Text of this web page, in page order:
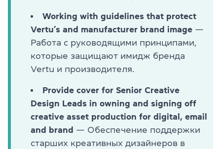
Working with guidelines that protect
Vertu’s and manufacturer brand image —
Работа с руководящими принципами,
которые защищают имидж бренда
Vertu и производителя.
Provide cover for Senior Creative
Design Leads in owning and signing off
creative asset production for digital, email
and brand — Обеспечение поддержки
старших креативных дизайнеров в